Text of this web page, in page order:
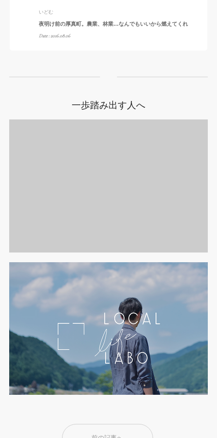
いどむ
夜明け前の厚真町。農業、林業…なんでもいいから燃えてくれ
Date : 2016.08.06
一歩踏み出す人へ